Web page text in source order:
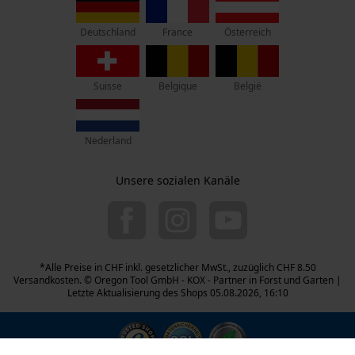
D-70736 Fellbach
Retouren-Adresse:
Beim Erlenwäldchen 14/2
71522 Backnang
Telefon Erreichbarkeit:
Mo.-Fr.: 07:00 - 18:00 Uhr
Deutschland France Österreich
Suisse Belgique België
Nederland
Unsere sozialen Kanäle
*Alle Preise in CHF inkl. gesetzlicher MwSt., zuzüglich CHF 8.50
Versandkosten. © Oregon Tool GmbH - KOX - Partner in Forst und Garten |
Letzte Aktualisierung des Shops 05.08.2026, 16:10